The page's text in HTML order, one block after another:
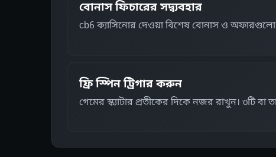
বোনাস ফিচারের সদ্ব্যবহার
cb6 ক্যাসিনোর দেওয়া বিশেষ বোনাস ও
ফ্রি স্পিন ট্রিগার করুন
গেমের স্ক্যাটার প্রতীকের দিকে নজর রাখুন। ৩টি বা